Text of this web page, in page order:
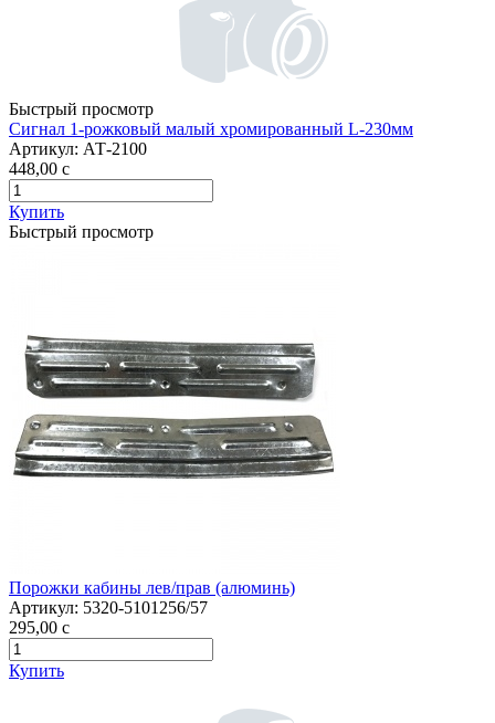
Быстрый просмотр
Сигнал 1-рожковый малый хромированный L-230мм
Артикул: АТ-2100
448,00 c
Купить
Быстрый просмотр
Порожки кабины лев/прав (алюминь)
Артикул: 5320-5101256/57
295,00 c
Купить